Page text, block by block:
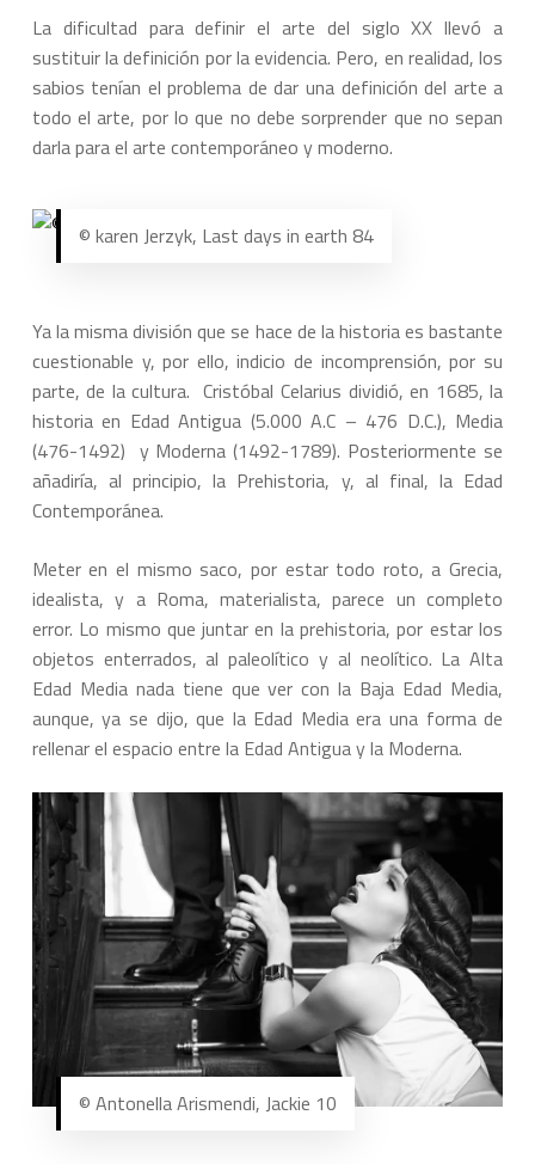
La dificultad para definir el arte del siglo XX llevó a
sustituir la definición por la evidencia. Pero, en realidad, los
sabios tenían el problema de dar una definición del arte a
todo el arte, por lo que no debe sorprender que no sepan
darla para el arte contemporáneo y moderno.
© karen Jerzyk, Last days in earth 84
Ya la misma división que se hace de la historia es bastante
cuestionable y, por ello, indicio de incomprensión, por su
parte, de la cultura. Cristóbal Celarius dividió, en 1685, la
historia en Edad Antigua (5.000 A.C – 476 D.C.), Media
(476-1492) y Moderna (1492-1789). Posteriormente se
añadiría, al principio, la Prehistoria, y, al final, la Edad
Contemporánea.
Meter en el mismo saco, por estar todo roto, a Grecia,
idealista, y a Roma, materialista, parece un completo
error. Lo mismo que juntar en la prehistoria, por estar los
objetos enterrados, al paleolítico y al neolítico. La Alta
Edad Media nada tiene que ver con la Baja Edad Media,
aunque, ya se dijo, que la Edad Media era una forma de
rellenar el espacio entre la Edad Antigua y la Moderna.
© Antonella Arismendi, Jackie 10